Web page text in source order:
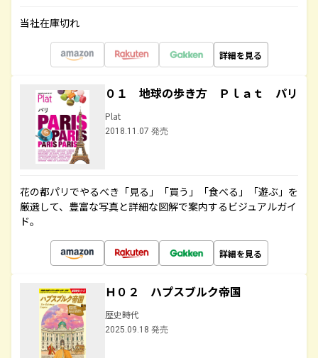
当社在庫切れ
詳細を見る
０１ 地球の歩き方 Ｐｌａｔ パリ
Plat
2018.11.07 発売
花の都パリでやるべき「見る」「買う」「食べる」「遊ぶ」を
厳選して、豊富な写真と詳細な図解で案内するビジュアルガイ
ド。
詳細を見る
Ｈ０２ ハプスブルク帝国
歴史時代
2025.09.18 発売